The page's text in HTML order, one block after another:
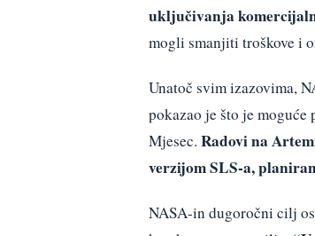
uključivanja
mogli smanjiti troškove i
Unatoč svim izazovima,
pokazao je što je moguće
Mjesec. Radovi na
verzijom SLS-a,
NASA-in dugoročni cilj